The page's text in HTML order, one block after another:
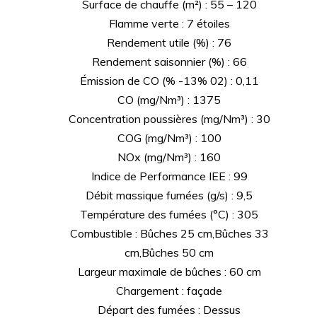
Surface de chauffe (m²) : 55 – 120
Flamme verte : 7 étoiles
Rendement utile (%) : 76
Rendement saisonnier (%) : 66
Émission de CO (% -13% 02) : 0,11
CO (mg/Nm³) : 1375
Concentration poussières (mg/Nm³) : 30
COG (mg/Nm³) : 100
NOx (mg/Nm³) : 160
Indice de Performance IEE : 99
Débit massique fumées (g/s) : 9,5
Température des fumées (°C) : 305
Combustible : Bûches 25 cm,Bûches 33
cm,Bûches 50 cm
Largeur maximale de bûches : 60 cm
Chargement : façade
Départ des fumées : Dessus